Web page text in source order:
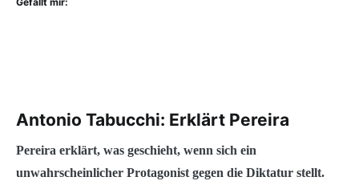
Antonio Tabucchi: Erklärt Pereira
Pereira erklärt, was geschieht, wenn sich ein
unwahrscheinlicher Protagonist gegen die Diktatur stellt.